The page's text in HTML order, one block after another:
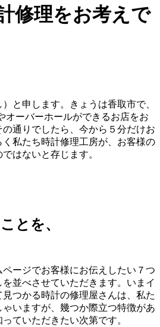
修理をお考えで
と申します。きょうは香取市で、
オーバーホールができるお店をお
通りでしたら、今から５分だけお
私たち時計修理工房が、お客様の
はないと存じます。
とを、
ージでお客様にお伝えしたい７つ
並べさせていただきます。いまイ
つかる時計の修理屋さんは、私た
いますが、幾つか際立つ特徴があ
ていただきたい次第です。